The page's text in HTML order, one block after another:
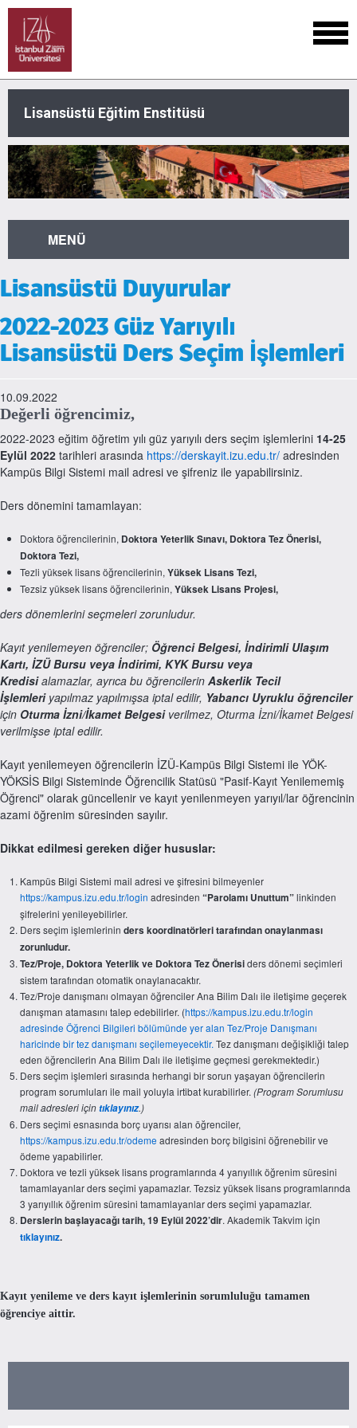
Lisansüstü Eğitim Enstitüsü
MENÜ
Lisansüstü Duyurular
2022-2023 Güz Yarıyılı
Lisansüstü Ders Seçim İşlemleri
10.09.2022
Değerli öğrencimiz,
2022-2023 eğitim öğretim yılı güz yarıyılı ders seçim işlemlerini 14-25
Eylül 2022 tarihleri arasında https://derskayit.izu.edu.tr/ adresinden
Kampüs Bilgi Sistemi mail adresi ve şifreniz ile yapabilirsiniz.
Ders dönemini tamamlayan:
Doktora öğrencilerinin, Doktora Yeterlik Sınavı, Doktora Tez Önerisi,
Doktora Tezi,
Tezli yüksek lisans öğrencilerinin, Yüksek Lisans Tezi,
Tezsiz yüksek lisans öğrencilerinin, Yüksek Lisans Projesi,
ders dönemlerini seçmeleri zorunludur.
Kayıt yenilemeyen öğrenciler; Öğrenci Belgesi, İndirimli Ulaşım
Kartı, İZÜ Bursu veya İndirimi, KYK Bursu veya
Kredisialamazlar, ayrıca bu öğrencilerin Askerlik Tecil
İşlemleriyapılmaz yapılmışsa iptal edilir, Yabancı Uyruklu öğrenciler
için Oturma İzni/İkamet Belgesiverilmez, Oturma İzni/İkamet Belgesi
verilmişse iptal edilir.
Kayıt yenilemeyen öğrencilerin İZÜ-Kampüs Bilgi Sistemi ile YÖK-
YÖKSİS Bilgi Sisteminde Öğrencilik Statüsü "Pasif-Kayıt Yenilememiş
Öğrenci" olarak güncellenir ve kayıt yenilenmeyen yarıyıl/lar öğrencinin
azami öğrenim süresinden sayılır.
Dikkat edilmesi gereken diğer hususlar:
Kampüs Bilgi Sistemi mail adresi ve şifresini bilmeyenler
https://kampus.izu.edu.tr/login adresinden “Parolamı Unuttum”linkinden
şifrelerini yenileyebilirler.
Ders seçim işlemlerinin ders koordinatörleri tarafından onaylanması
zorunludur.
Tez/Proje, Doktora Yeterlik ve Doktora Tez Önerisiders dönemi seçimleri
sistem tarafından otomatik onaylanacaktır.
Tez/Proje danışmanı olmayan öğrenciler Ana Bilim Dalı ile iletişime geçerek
danışman atamasını talep edebilirler. (https://kampus.izu.edu.tr/login
adresinde Öğrenci Bilgileri bölümünde yer alan Tez/Proje Danışmanı
haricinde bir tez danışmanı seçilemeyecektir. Tez danışmanı değişikliği talep
eden öğrencilerin Ana Bilim Dalı ile iletişime geçmesi gerekmektedir.)
Ders seçim işlemleri sırasında herhangi bir sorun yaşayan öğrencilerin
program sorumluları ile mail yoluyla irtibat kurabilirler. (Program Sorumlusu
mail adresleri içintıklayınız.)
Ders seçimi esnasında borç uyarısı alan öğrenciler,
https://kampus.izu.edu.tr/odeme adresinden borç bilgisini öğrenebilir ve
ödeme yapabilirler.
Doktora ve tezli yüksek lisans programlarında 4 yarıyıllık öğrenim süresini
tamamlayanlar ders seçimi yapamazlar. Tezsiz yüksek lisans programlarında
3 yarıyıllık öğrenim süresini tamamlayanlar ders seçimi yapamazlar.
Derslerin başlayacağı tarih, 19 Eylül 2022’dir. Akademik Takvim için
tıklayınız.
Kayıt yenileme ve ders kayıt işlemlerinin sorumluluğu tamamen
öğrenciye aittir.